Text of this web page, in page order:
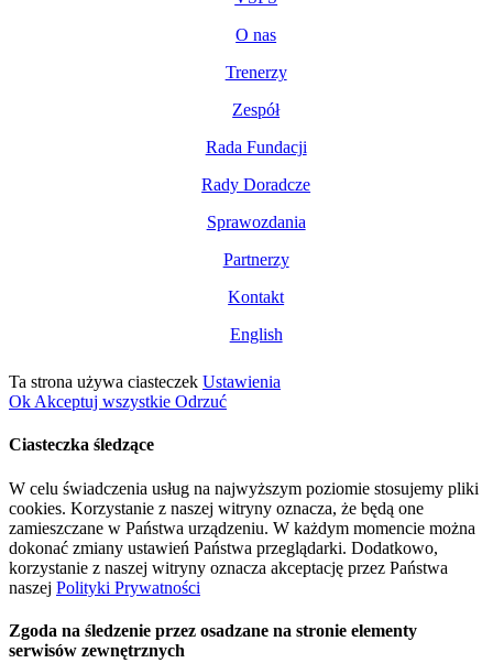
O nas
Trenerzy
Zespół
Rada Fundacji
Rady Doradcze
Sprawozdania
Partnerzy
Kontakt
English
Ta strona używa ciasteczek Ustawienia
Ok Akceptuj wszystkie Odrzuć
Ciasteczka śledzące
W celu świadczenia usług na najwyższym poziomie stosujemy pliki
cookies. Korzystanie z naszej witryny oznacza, że będą one
zamieszczane w Państwa urządzeniu. W każdym momencie można
dokonać zmiany ustawień Państwa przeglądarki. Dodatkowo,
korzystanie z naszej witryny oznacza akceptację przez Państwa
naszej Polityki Prywatności
Zgoda na śledzenie przez osadzane na stronie elementy
serwisów zewnętrznych